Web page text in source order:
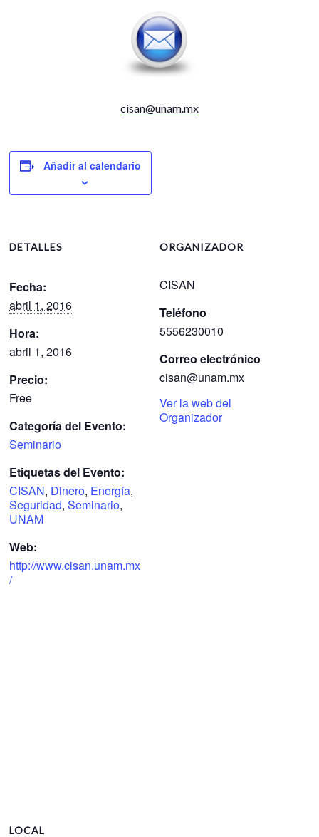
cisan@unam.mx
Añadir al calendario
DETALLES
Fecha:
abril 1, 2016
Hora:
abril 1, 2016
Precio:
Free
Categoría del Evento:
Seminario
Etiquetas del Evento:
CISAN, Dinero, Energía,
Seguridad,Seminario,
UNAM
Web:
http://www.cisan.unam.mx
/
ORGANIZADOR
CISAN
Teléfono
5556230010
Correo electrónico
cisan@unam.mx
Ver la web del
Organizador
LOCAL